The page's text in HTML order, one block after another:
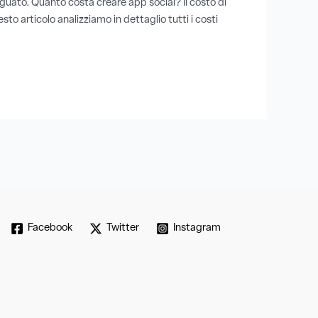
Quanto costa creare app social? Il costo di
articolo analizziamo in dettaglio tutti i costi
Facebook Twitter Instagram